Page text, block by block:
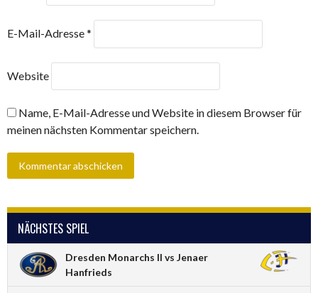
E-Mail-Adresse*
Website
Name, E-Mail-Adresse und Website in diesem Browser für
meinen nächsten Kommentar speichern.
NÄCHSTES SPIEL
Dresden Monarchs II vs Jenaer
Hanfrieds